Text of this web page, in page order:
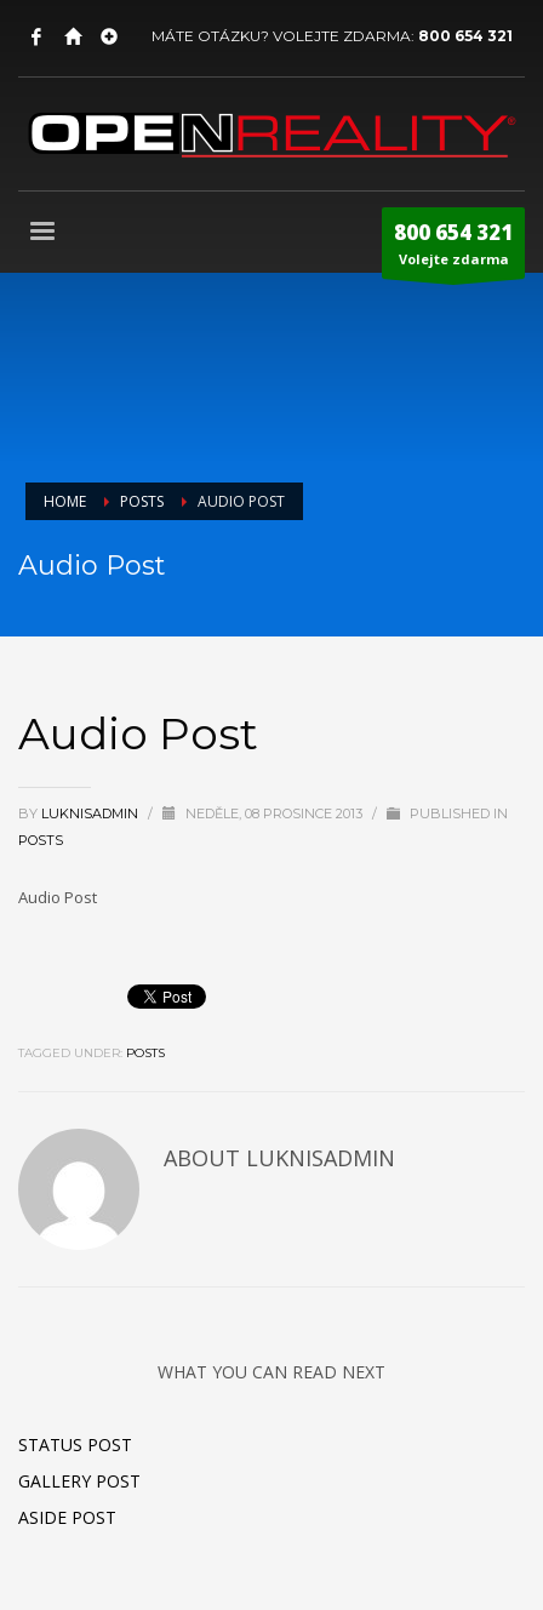
MÁTE OTÁZKU? VOLEJTE ZDARMA: 800 654 321
800 654 321
Volejte zdarma
HOME POSTS AUDIO POST
Audio Post
Audio Post
BY LUKNISADMIN / NEDĚLE, 08 PROSINCE 2013 /
PUBLISHED IN
POSTS
Audio Post
TAGGED UNDER: POSTS
ABOUT LUKNISADMIN
WHAT YOU CAN READ NEXT
STATUS POST
GALLERY POST
ASIDE POST